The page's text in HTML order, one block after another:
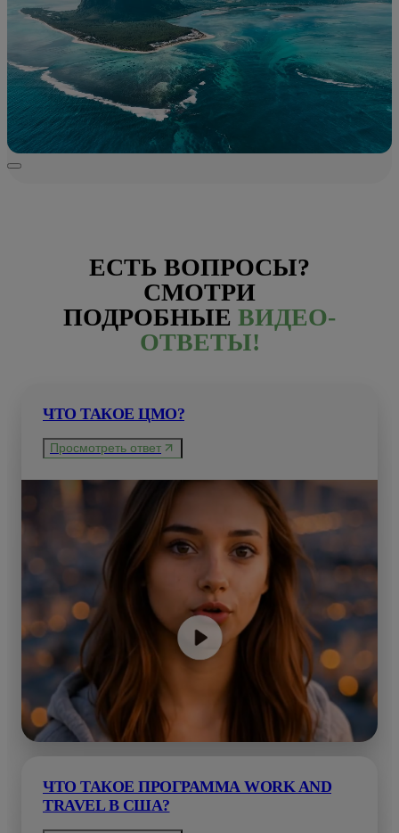
ЕСТЬ ВОПРОСЫ?
СМОТРИ
ПОДРОБНЫЕ ВИДЕО-
ОТВЕТЫ!
ЧТО ТАКОЕ ЦМО?
Просмотреть ответ
ЧТО ТАКОЕ ПРОГРАММА WORK AND
TRAVEL В США?